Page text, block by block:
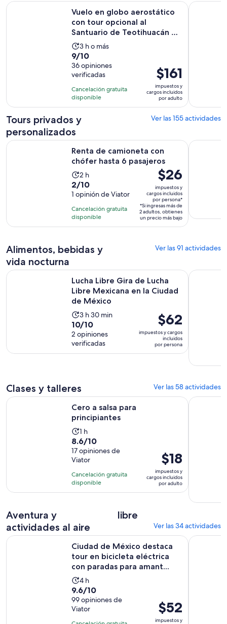
Vuelo en globo aerostático
con tour opcional al
Santuario de Teotihuacán y
...La
actividad
dura
3
horas
3 h o más
9.0
de
10
con
36
opiniones
9/10
36 opiniones
verificadas
Cancelación gratuita
disponible
El
precio
es
de
por
$161
impuestos y
cargos incluidos
por adulto
Vuelo en globo aerostático con tour opcional al Santuario
Excursión
Tours privados y
personalizados
Ver las 155 actividades
Renta de camioneta con
chófer hasta 6 pasajeros
La
actividad
dura
2
horas
2 h
2.0
de
10
con
1
2/10
1 opinión de Viator
Cancelación gratuita
disponible
El
precio
es
de
$26.
por
$26
impuestos y
cargos incluidos
por persona*
*Si ingresas más de
2 adultos, obtienes
un precio más bajo
Renta de camioneta con chófer hasta 6 pasajerosSe abrirá
Noche de
Alimentos, bebidas y
vida nocturna
Ver las 91 actividades
Lucha Libre Gira de Lucha
Libre Mexicana en la Ciudad
de México
La
actividad
dura
3
minutos
3 h 30 min
10.0
de
10
con
10/10
2 opiniones
verificadas
El
precio
es
de
$62
impuestos y cargos
incluidos
por persona
Lucha Libre Gira de Lucha Libre Mexicana en la Ciudad de
Clases y talleres Ver las 58 actividades
Cero a salsa para
principiantes
La
actividad
dura
1
hora
1 h
8.6
de
10
con
17
opiniones
8.6/10
17 opiniones de
Viator
Cancelación gratuita
disponible
El
precio
es
de
$18
impuestos y
cargos incluidos
por adulto
Cero a salsa para principiantes Se abrirá en una nueva
Clase
Aventura y
actividades al aire
libre
Ver las 34 actividades
Ciudad de México destaca
tour en bicicleta eléctrica
con paradas para amant...
La
actividad
dura
4
4 h
9.6
de
10
9.6/10
99 opiniones de
Viator
El
precio
$52
impuestos y
Ciudad de México destaca tour en bicicleta eléctrica con
Recorrido